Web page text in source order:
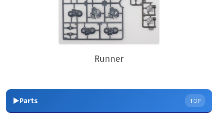
Runner
▶Parts TOP